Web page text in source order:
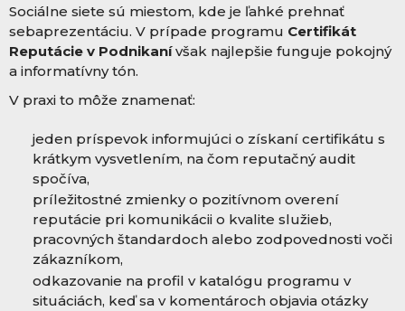
Sociálne siete sú miestom, kde je ľahké prehnať
sebaprezentáciu. V prípade programu Certifikát
Reputácie v Podnikanívšak najlepšie funguje pokojný
a informatívny tón.
V praxi to môže znamenať:
jeden príspevok informujúci o získaní certifikátu s
krátkym vysvetlením, na čom reputačný audit
spočíva,
príležitostné zmienky o pozitívnom overení
reputácie pri komunikácii o kvalite služieb,
pracovných štandardoch alebo zodpovednosti voči
zákazníkom,
odkazovanie na profil v katalógu programu v
situáciách, keď sa v komentároch objavia otázky